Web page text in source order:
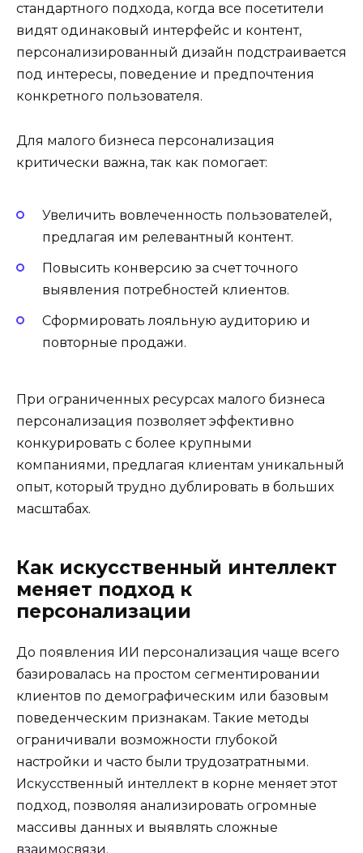
стандартного подхода, когда все посетители
видят одинаковый интерфейс и контент,
персонализированный дизайн подстраивается
под интересы, поведение и предпочтения
конкретного пользователя.
Для малого бизнеса персонализация
критически важна, так как помогает:
Увеличить вовлеченность пользователей,
предлагая им релевантный контент.
Повысить конверсию за счет точного
выявления потребностей клиентов.
Сформировать лояльную аудиторию и
повторные продажи.
При ограниченных ресурсах малого бизнеса
персонализация позволяет эффективно
конкурировать с более крупными
компаниями, предлагая клиентам уникальный
опыт, который трудно дублировать в больших
масштабах.
Как искусственный интеллект
меняет подход к
персонализации
До появления ИИ персонализация чаще всего
базировалась на простом сегментировании
клиентов по демографическим или базовым
поведенческим признакам. Такие методы
ограничивали возможности глубокой
настройки и часто были трудозатратными.
Искусственный интеллект в корне меняет этот
подход, позволяя анализировать огромные
массивы данных и выявлять сложные
взаимосвязи.